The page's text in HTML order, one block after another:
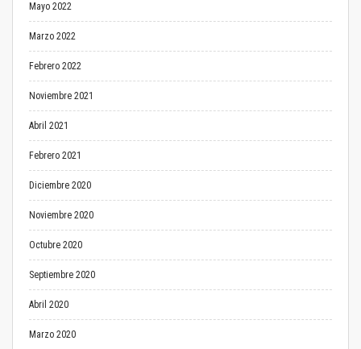
Mayo 2022
Marzo 2022
Febrero 2022
Noviembre 2021
Abril 2021
Febrero 2021
Diciembre 2020
Noviembre 2020
Octubre 2020
Septiembre 2020
Abril 2020
Marzo 2020